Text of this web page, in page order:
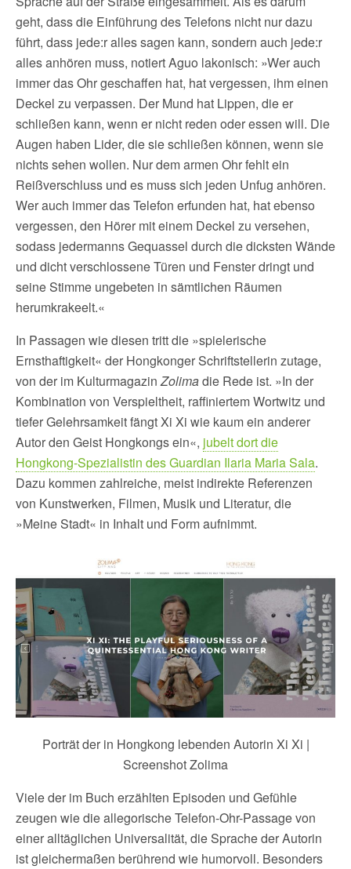
geht, dass die Einführung des Telefons nicht nur dazu
führt, dass jede:r alles sagen kann, sondern auch jede:r
alles anhören muss, notiert Aguo lakonisch: »Wer auch
immer das Ohr geschaffen hat, hat vergessen, ihm einen
Deckel zu verpassen. Der Mund hat Lippen, die er
schließen kann, wenn er nicht reden oder essen will. Die
Augen haben Lider, die sie schließen können, wenn sie
nichts sehen wollen. Nur dem armen Ohr fehlt ein
Reißverschluss und es muss sich jeden Unfug anhören.
Wer auch immer das Telefon erfunden hat, hat ebenso
vergessen, den Hörer mit einem Deckel zu versehen,
sodass jedermanns Gequassel durch die dicksten Wände
und dicht verschlossene Türen und Fenster dringt und
seine Stimme ungebeten in sämtlichen Räumen
herumkrakeelt.«
In Passagen wie diesen tritt die »spielerische
Ernsthaftigkeit« der Hongkonger Schriftstellerin zutage,
von der im KulturmagazinZolimadie Rede ist. »In der
Kombination von Verspieltheit, raffiniertem Wortwitz und
tiefer Gelehrsamkeit fängt Xi Xi wie kaum ein anderer
Autor den Geist Hongkongs ein«, jubelt dort die
Hongkong-Spezialistin des Guardian Ilaria Maria Sala.
Dazu kommen zahlreiche, meist indirekte Referenzen
von Kunstwerken, Filmen, Musik und Literatur, die
»Meine Stadt« in Inhalt und Form aufnimmt.
Porträt der in Hongkong lebenden Autorin Xi Xi |
Screenshot Zolima
Viele der im Buch erzählten Episoden und Gefühle
zeugen wie die allegorische Telefon-Ohr-Passage von
einer alltäglichen Universalität, die Sprache der Autorin
ist gleichermaßen berührend wie humorvoll. Besonders